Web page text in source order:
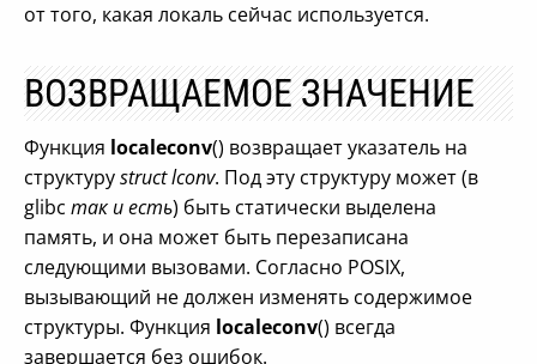
от того, какая локаль сейчас используется.
ВОЗВРАЩАЕМОЕ ЗНАЧЕНИЕ
Функция localeconv() возвращает указатель на
структуруstruct lconv. Под эту структуру может (в
glibc так и есть) быть статически выделена
память, и она может быть перезаписана
следующими вызовами. Согласно POSIX,
вызывающий не должен изменять содержимое
структуры. Функция localeconv() всегда
завершается без ошибок.